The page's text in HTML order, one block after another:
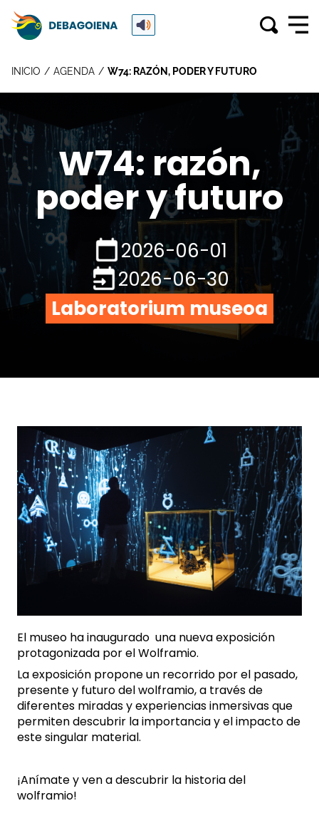
INICIO AGENDA W74: RAZÓN, PODER Y FUTURO
W74: razón,
poder y futuro
2026-06-01
2026-06-30
Laboratorium museoa
El museo ha inaugurado una nueva exposición
protagonizada por el Wolframio.
La exposición propone un recorrido por el pasado,
presente y futuro del wolframio, a través de
diferentes miradas y experiencias inmersivas que
permiten descubrir la importancia y el impacto de
este singular material.
¡Anímate y ven a descubrir la historia del
wolframio!